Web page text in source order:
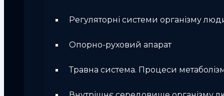
Регуляторні системи організму
Опорно-руховий апарат
Травна система. Процеси